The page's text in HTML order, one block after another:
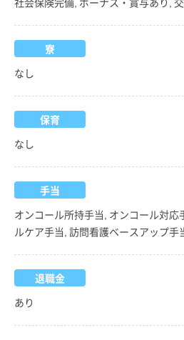
寮
なし
保育
なし
手当
オンコール所持手当, オンコール対応
ルケア手当, 訪問看護ベースアップ手
退職金
あり